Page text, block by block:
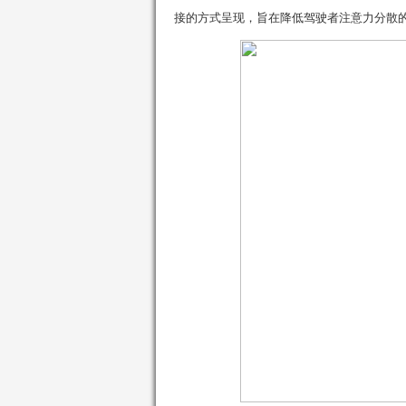
接的方式呈现，旨在降低驾驶者注意力分散